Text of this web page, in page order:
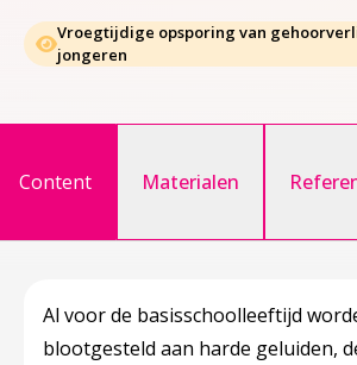
Vroegtijdige opsporing van
jongeren
Content Materialen
Al voor de basisschoolleeftijd
blootgesteld aan harde geluiden,